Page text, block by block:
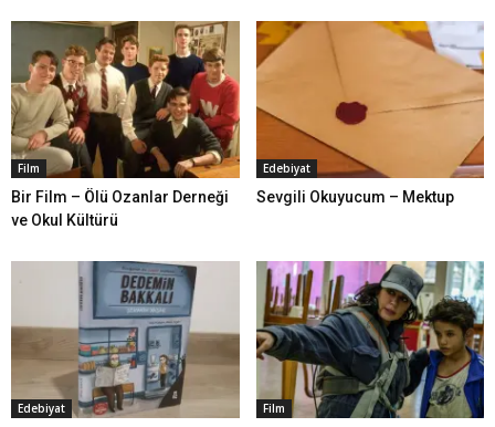
Film
Bir Film – Ölü Ozanlar Derneği
ve Okul Kültürü
Edebiyat
Sevgili Okuyucum – Mektup
Edebiyat Film